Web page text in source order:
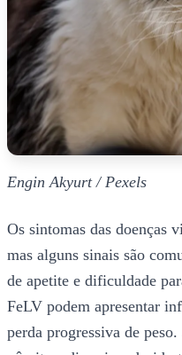
Engin Akyurt / Pexels
Os sintomas das doenças
mas alguns sinais são
de apetite e dificuldade
FeLV podem apresentar
perda progressiva de